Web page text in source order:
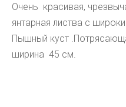
Очень красивая,
янтарная листва с
Пышный куст
ширина 45 см.